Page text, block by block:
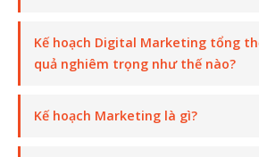
Kế hoạch Digital Marketing tổng
quả nghiêm trọng như thế nào?
Kế hoạch Marketing là gì?